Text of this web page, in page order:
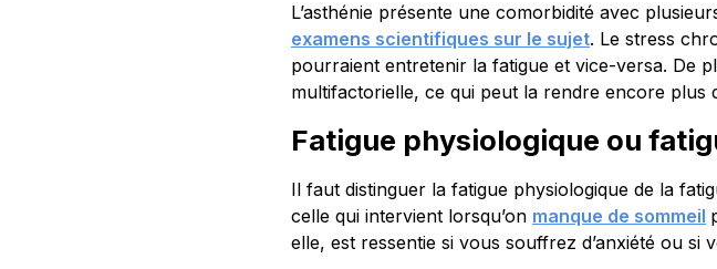
L’asthénie présente une comorbidité avec
examens scientifiques sur le sujet. Le stress
pourraient entretenir la fatigue et vice-versa. De
multifactorielle, ce qui peut la rendre encore plus
Fatigue physiologique ou
Il faut distinguer la fatigue physiologique de la
celle qui intervient lorsqu’on manque de sommeil
elle, est ressentie si vous souffrez d’anxiété ou